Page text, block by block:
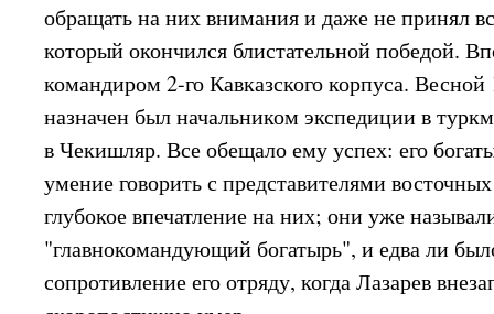
обращать на них внимания и даже не принял
который окончился блистательной победой.
командиром 2-го Кавказского корпуса. Весной
назначен был начальником экспедиции в
в Чекишляр. Все обещало ему успех: его
умение говорить с представителями
глубокое впечатление на них; они уже
"главнокомандующий богатырь", и едва ли
сопротивление его отряду, когда Лазарев